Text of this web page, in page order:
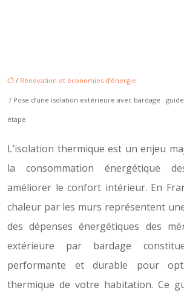
/ Rénovation et économies d’énergie
/ Pose d’une isolation extérieure avec bardage :
étape
L’isolation thermique est un enjeu
la consommation énergétique
améliorer le confort intérieur. En
chaleur par les murs représentent
des dépenses énergétiques des
extérieure par bardage
performante et durable pour
thermique de votre habitation. Ce